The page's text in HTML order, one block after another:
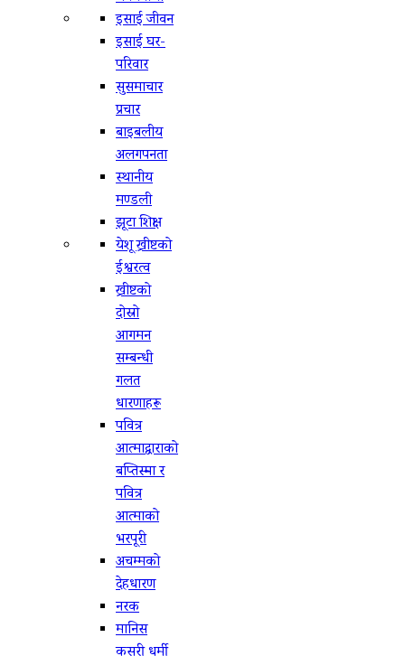
इसाई जीवन
इसाई घर-
परिवार
सुसमाचार
प्रचार
बाइबलीय
अलगपनता
स्थानीय
मण्डली
झूटा शिक्षा
येशू ख्रीष्टको
ईश्वरत्व
ख्रीष्टको
दोस्रो
आगमन
सम्बन्धी
गलत
धारणाहरू
पवित्र
आत्माद्वाराको
बप्तिस्मा र
पवित्र
आत्माको
भरपूरी
अचम्मको
देहधारण
नरक
मानिस